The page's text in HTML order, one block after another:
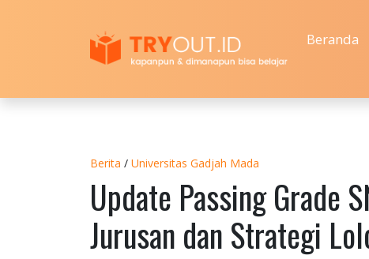
Beranda
Berita / Universitas Gadjah Mada
Update Passing Grade
Jurusan dan Strategi